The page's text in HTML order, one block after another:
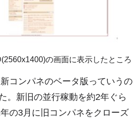
の画面に表示したところ
コンパネのベータ版っていうの
。新旧の並行稼動を約2年ぐら
の3月に旧コンパネをクローズ